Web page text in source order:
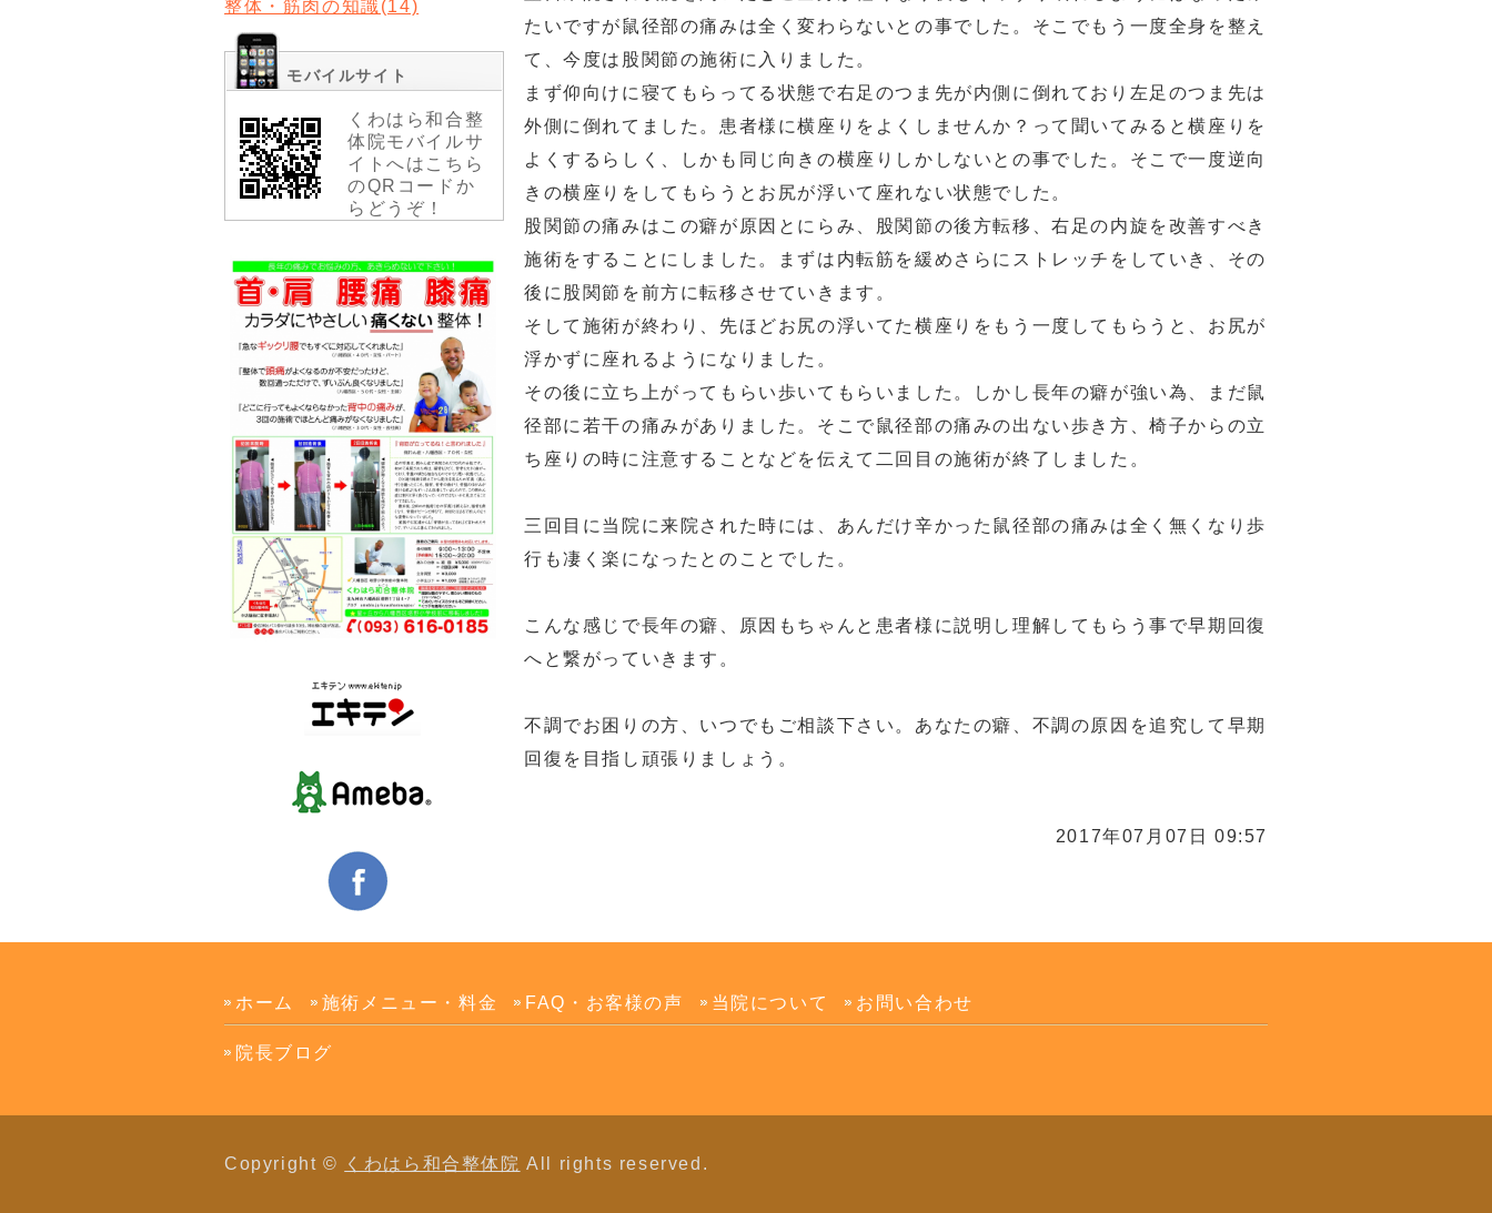
たいですが鼠径部の痛みは全く変わらないとの事でした。そこでもう一度全身を整え
て、今度は股関節の施術に入りました。
まず仰向けに寝てもらってる状態で右足のつま先が内側に倒れており左足のつま先は
外側に倒れてました。患者様に横座りをよくしませんか？って聞いてみると横座りを
よくするらしく、しかも同じ向きの横座りしかしないとの事でした。そこで一度逆向
きの横座りをしてもらうとお尻が浮いて座れない状態でした。
股関節の痛みはこの癖が原因とにらみ、股関節の後方転移、右足の内旋を改善すべき
施術をすることにしました。まずは内転筋を緩めさらにストレッチをしていき、その
後に股関節を前方に転移させていきます。
そして施術が終わり、先ほどお尻の浮いてた横座りをもう一度してもらうと、お尻が
浮かずに座れるようになりました。
その後に立ち上がってもらい歩いてもらいました。しかし長年の癖が強い為、まだ鼠
径部に若干の痛みがありました。そこで鼠径部の痛みの出ない歩き方、椅子からの立
ち座りの時に注意することなどを伝えて二回目の施術が終了しました。
三回目に当院に来院された時には、あんだけ辛かった鼠径部の痛みは全く無くなり歩
行も凄く楽になったとのことでした。
こんな感じで長年の癖、原因もちゃんと患者様に説明し理解してもらう事で早期回復
へと繋がっていきます。
不調でお困りの方、いつでもご相談下さい。あなたの癖、不調の原因を追究して早期
回復を目指し頑張りましょう。
2017年07月07日 09:57
整体・筋肉の知識(14)
モバイルサイト
くわはら和合整
体院モバイルサ
イトへはこちら
のQRコードか
らどうぞ！
ホーム 施術メニュー・料金 FAQ・お客様の声 当院について お問い合わせ
院長ブログ
Copyright © くわはら和合整体院 All rights reserved.